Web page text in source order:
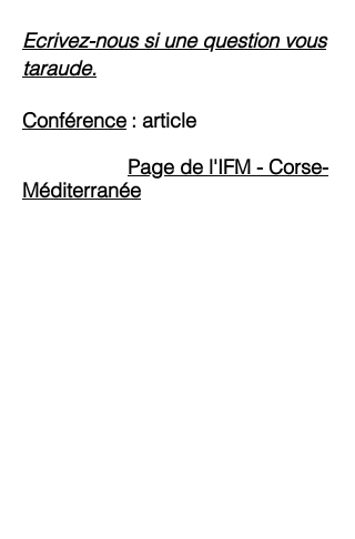
Ecrivez-nous si une question vous
taraude.
Conférence : article
Page de l'IFM - Corse-
Méditerranée